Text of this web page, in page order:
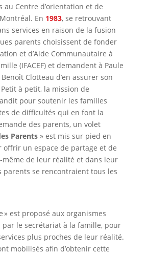
au Centre d’orientation et de
En 1983, se retrouvant
services en raison de la fusion
parents choisissent de fonder
et d’Aide Communautaire à
(IFACEF) et demandent à Paule
Clotteau d’en assurer son
à petit, la mission de
pour soutenir les familles
de difficultés qui en font la
des parents, un volet
Parents» est mis sur pied en
offrir un espace de partage et de
de leur réalité et dans leur
parents se rencontraient tous les
» est proposé aux organismes
le secrétariat à la famille, pour
plus proches de leur réalité.
mobilisés afin d’obtenir cette